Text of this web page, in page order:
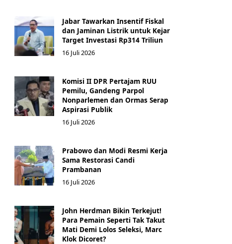
Jabar Tawarkan Insentif Fiskal
dan Jaminan Listrik untuk Kejar
Target Investasi Rp314 Triliun
16 Juli 2026
Komisi II DPR Pertajam RUU
Pemilu, Gandeng Parpol
Nonparlemen dan Ormas Serap
Aspirasi Publik
16 Juli 2026
Prabowo dan Modi Resmi Kerja
Sama Restorasi Candi
Prambanan
16 Juli 2026
John Herdman Bikin Terkejut!
Para Pemain Seperti Tak Takut
Mati Demi Lolos Seleksi, Marc
Klok Dicoret?